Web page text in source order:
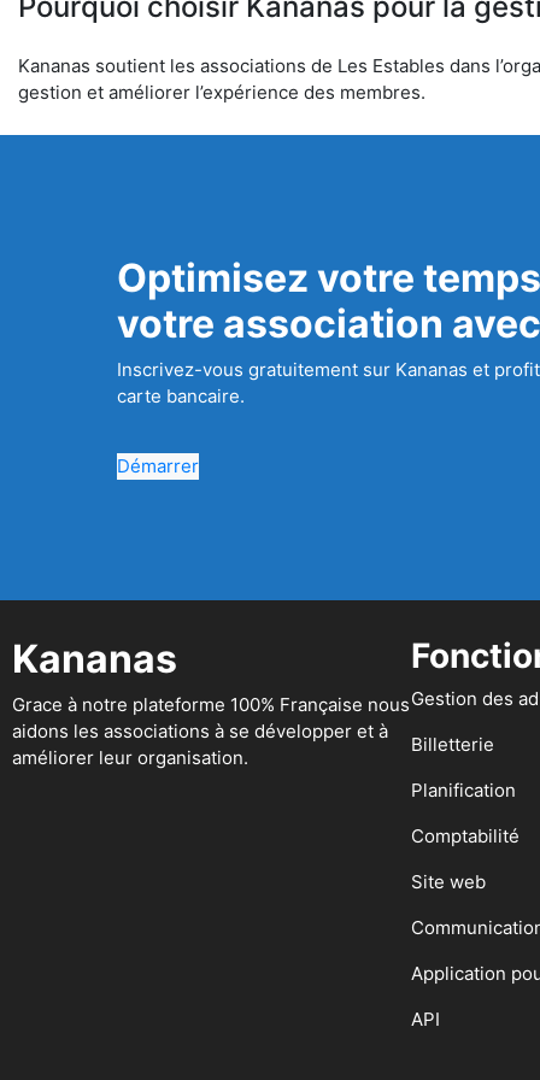
Kananas soutient les associations de Les Estables dans
gestion et améliorer l’expérience des membres.
Optimisez votre
votre association
Inscrivez-vous gratuitement sur Kananas et
carte bancaire.
Démarrer
Kananas
Grace à notre plateforme 100% Française nous
aidons les associations à se développer et à
améliorer leur organisation.
Gestion des
Billetterie
Planification
Comptabilité
Site web
Application
API